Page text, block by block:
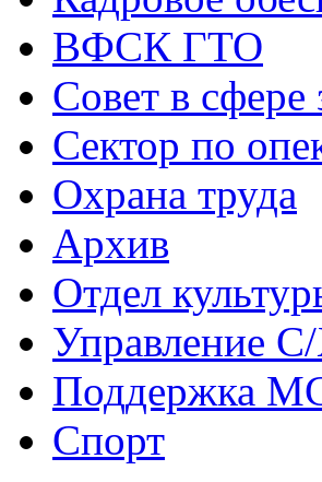
ВФСК ГТО
Совет в сфере
Сектор по
Охрана труда
Архив
Отдел
Управление
Поддержка
Спорт